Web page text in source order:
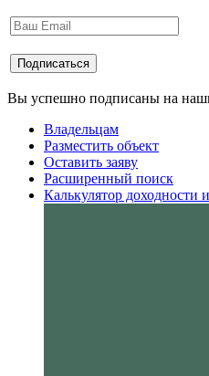
Вы успешно подписаны на
Владельцам
Разместить объект
Оставить заяву
Расширенный поиск
Калькулятор доходности